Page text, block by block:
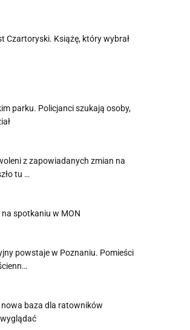
Czartoryski. Książę, który wybrał
parku. Policjanci szukają osoby,
z zapowiadanych zmian na
tu …
spotkaniu w MON
powstaje w Poznaniu. Pomieści
baza dla ratowników